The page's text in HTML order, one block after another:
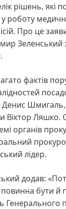
рішень, які
у роботу
Про це
Зеленський
фактів
Денис
Віктор
органів
лідер.
додав:
бути й
Генерального